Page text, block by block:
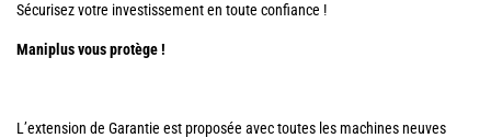
Sécurisez votre investissement en toute confiance !
Maniplus vous protège !
L’extension de Garantie est proposée avec toutes les machines neuves